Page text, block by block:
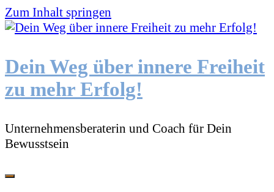
Zum Inhalt springen
Dein Weg über innere Freiheit
zu mehr Erfolg!
Unternehmensberaterin und Coach für Dein
Bewusstsein